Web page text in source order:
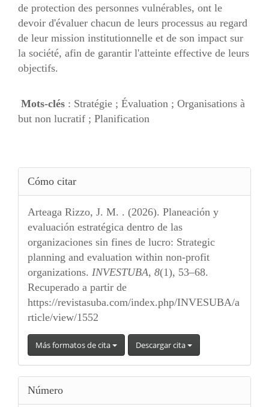
de protection des personnes vulnérables, ont le
devoir d'évaluer chacun de leurs processus au regard
de leur mission institutionnelle et de son impact sur
la société, afin de garantir l'atteinte effective de leurs
objectifs.
Mots-clés : Stratégie ; Évaluation ; Organisations à
but non lucratif ; Planification
Detalles
del
artículo
Cómo citar
Arteaga Rizzo, J. M. . (2026). Planeación y
evaluación estratégica dentro de las
organizaciones sin fines de lucro: Strategic
planning and evaluation within non-profit
organizations. INVESTUBA, 8(1), 53–68.
Recuperado a partir de
https://revistasuba.com/index.php/INVESUBA/a
rticle/view/1552
Más formatos de cita Descargar cita
Número